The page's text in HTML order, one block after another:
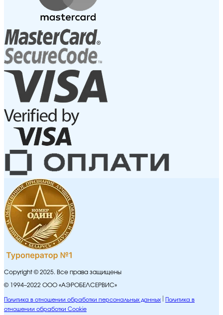
Copyright © 2025. Все права защищены
© 1994–2022 ООО «АЭРОБЕЛСЕРВИС»
Политика в отношении обработки персональных данных
Политика в
отношении обработки Cookie